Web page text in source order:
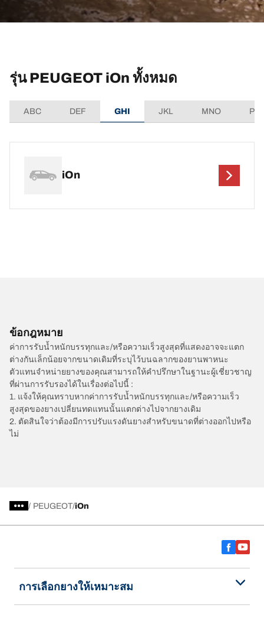
รุ่น PEUGEOT iOn ทั้งหมด
ABC DEF GHI JKL MNO
iOn
ข้อกฎหมาย
ค่าการรับน้ำหนักบรรทุกและ/หรือความเร็วสูงสุดที่แสดงอาจจะแตก
ต่างกันเล็กน้อยจากขนาดเดิมที่ระบุไว้บนฉลากของยานพาหนะ
ตัวแทนจำหน่ายยางของคุณสามารถให้คำปรึกษาในฐานะผู้เชี่ยวชาญ
ที่ผ่านการรับรองได้ในเรื่องต่อไปนี้ :
1. แจ้งให้คุณทราบหากค่าการรับน้ำหนักบรรทุกและ/หรือความเร็ว
สูงสุดของยางเปลี่ยนทดแทนนั้นแตกต่างไปจากยางเดิม
2. ตัดสินใจว่าต้องมีการปรับแรงดันยางสำหรับขนาดที่ต่างออกไปหรือ
ไม่
/ PEUGEOT iOn
การเลือกยางให้เหมาะสม